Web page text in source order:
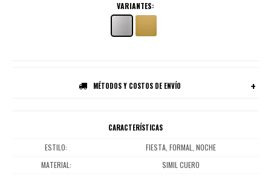
VARIANTES:
MÉTODOS Y COSTOS DE ENVÍO
CARACTERÍSTICAS
ESTILO
FIESTA, FORMAL, NOCHE
MATERIAL
SIMIL CUERO